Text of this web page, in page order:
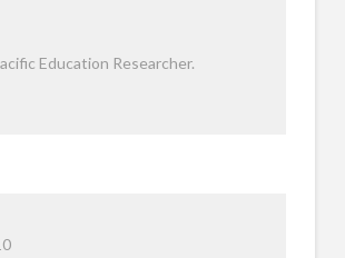
Education Researcher.